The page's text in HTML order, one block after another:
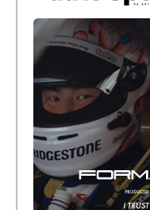
倒す相手を、信
【FORMATION